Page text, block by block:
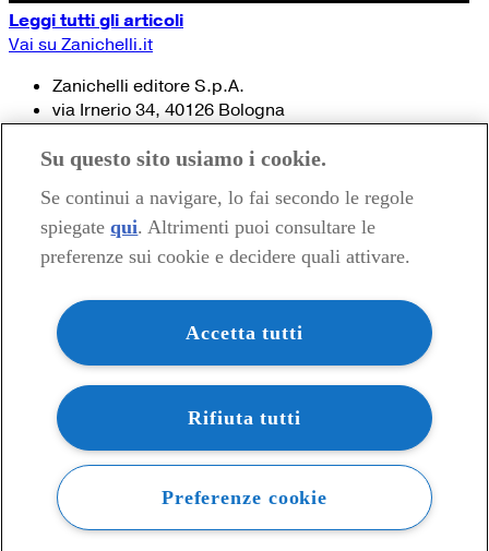
Leggi tutti gli articoli
Vai su Zanichelli.it
Zanichelli editore S.p.A.
via Irnerio 34, 40126 Bologna
Tel. 051- 293.111 / 245.024
© 2020 Zanichelli Editore spa
Contatti e recapiti
my.zanichelli.it
Filiali e agenzie
Acquisti: informazioni precontrattuali
Area stampa
Privacy
Su questo sito usiamo i cookie.
Se continui a navigare, lo fai secondo le regole
spiegate qui. Altrimenti puoi consultare le
preferenze sui cookie e decidere quali attivare.
Accetta tutti
Rifiuta tutti
Preferenze cookie